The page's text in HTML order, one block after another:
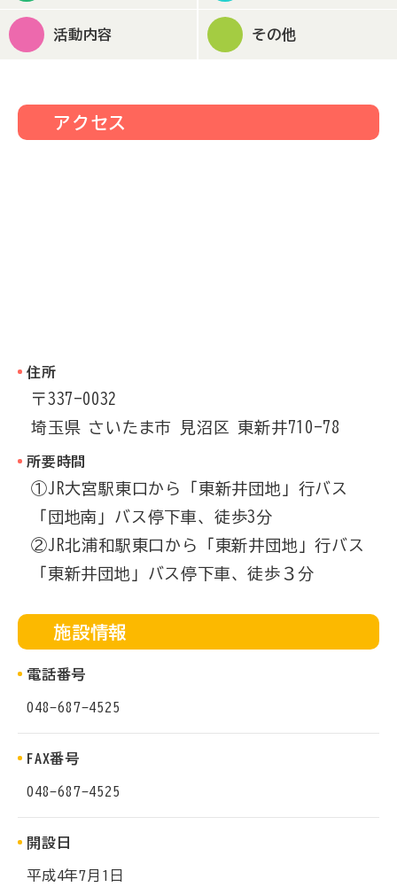
活動内容 その他
アクセス
住所
〒337-0032
埼玉県 さいたま市 見沼区 東新井710-78
所要時間
①JR大宮駅東口から「東新井団地」行バス
「団地南」バス停下車、徒歩3分
②JR北浦和駅東口から「東新井団地」行バス
「東新井団地」バス停下車、徒歩３分
施設情報
電話番号
048-687-4525
FAX番号
048-687-4525
開設日
平成4年7月1日